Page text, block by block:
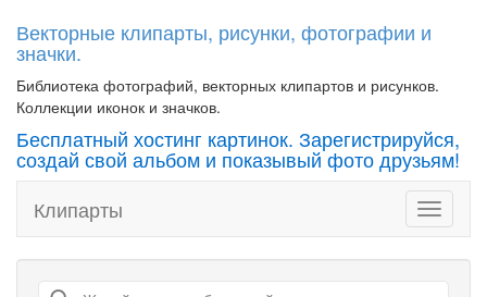
Векторные клипарты, рисунки, фотографии и
значки.
Библиотека фотографий, векторных клипартов и рисунков.
Коллекции иконок и значков.
Бесплатный хостинг картинок. Зарегистрируйся,
создай свой альбом и показывый фото друзьям!
Toggle
Клипарты